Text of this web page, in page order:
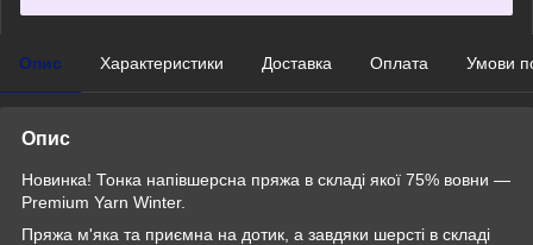
Опис Характеристики Доставка Оплата Умови
Опис
Новинка! Тонка напівшерсна пряжа в складі якої 75% вовни —
Premium Yarn Winter.
Пряжа м'яка та приємна на дотик, а завдяки шерсті в складі